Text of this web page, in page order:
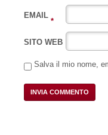
EMAIL
*
SITO WEB
Salva il mio nome,